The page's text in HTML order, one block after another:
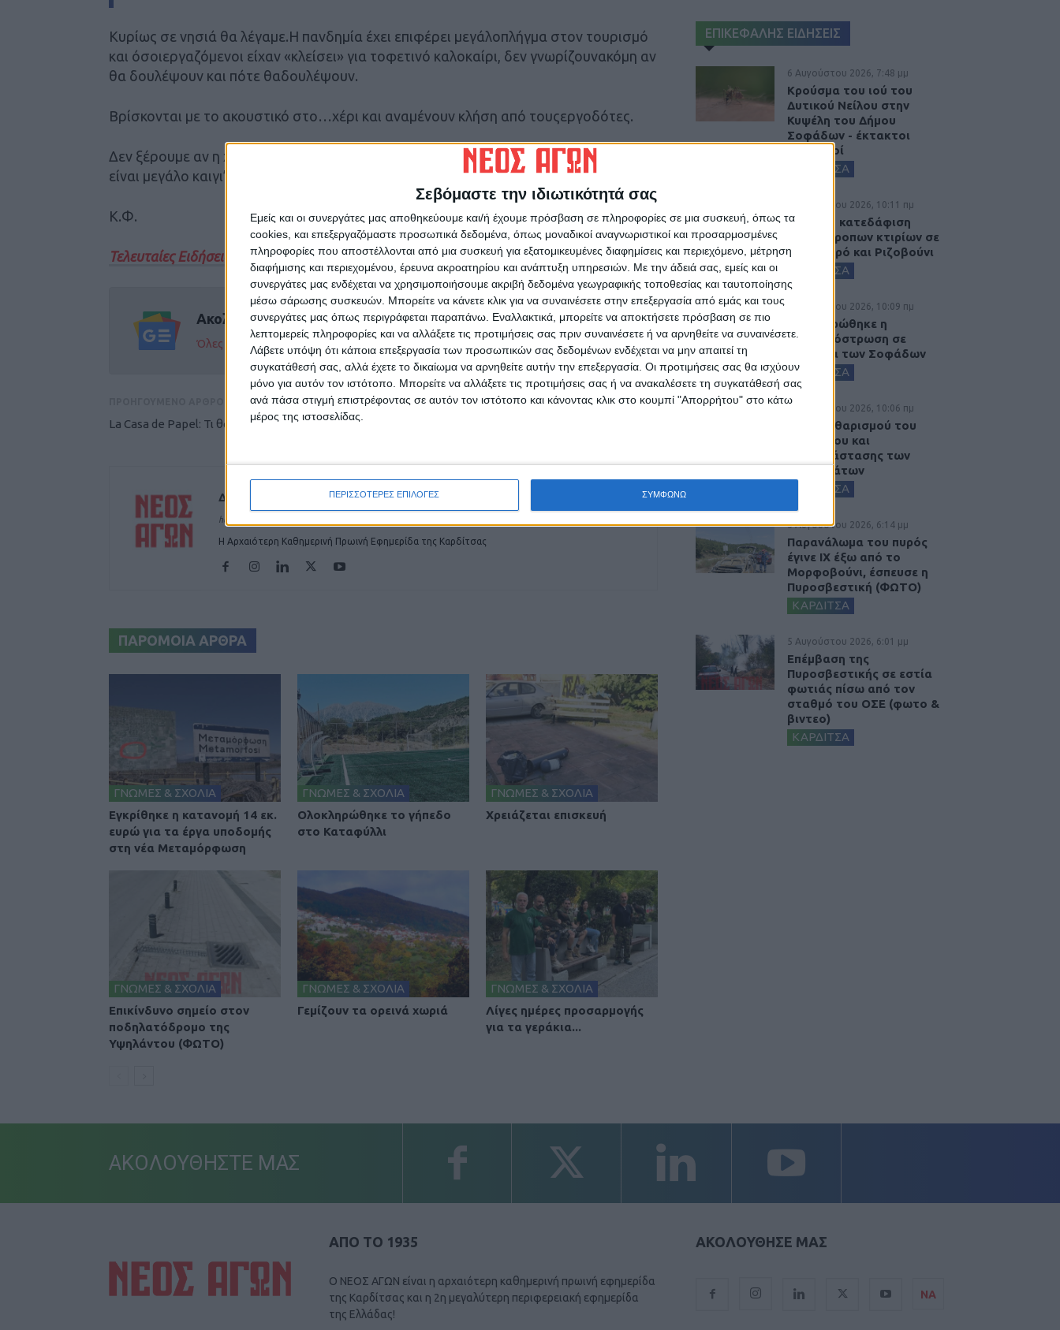
Σεβόμαστε την ιδιωτικότητά σας
Εμείς και οι συνεργάτες μας αποθηκεύουμε και/ή έχουμε πρόσβαση σε πληροφορίες σε μια συσκευή, όπως τα
cookies, και επεξεργαζόμαστε προσωπικά δεδομένα, όπως μοναδικοί αναγνωριστικοί και προσαρμοσμένες
πληροφορίες που αποστέλλονται από μια συσκευή για εξατομικευμένες διαφημίσεις και περιεχόμενο, μέτρηση
διαφήμισης και περιεχομένου, έρευνα ακροατηρίου και ανάπτυξη υπηρεσιών. Με την άδειά σας, εμείς και οι
συνεργάτες μας ενδέχεται να χρησιμοποιήσουμε ακριβή δεδομένα γεωγραφικής τοποθεσίας και ταυτοποίησης
μέσω σάρωσης συσκευών. Μπορείτε να κάνετε κλικ για να συναινέσετε στην επεξεργασία από εμάς και τους
συνεργάτες μας όπως περιγράφεται παραπάνω. Εναλλακτικά, μπορείτε να αποκτήσετε πρόσβαση σε πιο
λεπτομερείς πληροφορίες και να αλλάξετε τις προτιμήσεις σας πριν συναινέσετε ή να αρνηθείτε να συναινέσετε.
Λάβετε υπόψη ότι κάποια επεξεργασία των προσωπικών σας δεδομένων ενδέχεται να μην απαιτεί τη
συγκατάθεσή σας, αλλά έχετε το δικαίωμα να αρνηθείτε αυτήν την επεξεργασία. Οι προτιμήσεις σας θα ισχύουν
μόνο για αυτόν τον ιστότοπο. Μπορείτε να αλλάξετε τις προτιμήσεις σας ή να ανακαλέσετε τη συγκατάθεσή σας
ανά πάσα στιγμή επιστρέφοντας σε αυτόν τον ιστότοπο και κάνοντας κλικ στο κουμπί "Απορρήτου" στο κάτω
μέρος της ιστοσελίδας.
ΠΕΡΙΣΣΟΤΕΡΕΣ ΕΠΙΛΟΓΕΣ ΣΥΜΦΩΝΩ
Κυρίως σε νησιά θα λέγαμε.Η πανδημία έχει επιφέρει μεγάλοπλήγμα στον τουρισμό
και όσοιεργαζόμενοι είχαν «κλείσει» για τοφετινό καλοκαίρι, δεν γνωρίζουνακόμη αν
θα δουλέψουν και πότε θαδουλέψουν.
Βρίσκονται με το ακουστικό στο…χέρι και αναμένουν κλήση από τουςεργοδότες.
Δεν ξέρουμε αν η χρονιά έχει χαθείκαι για τους εργαζομένους, ωστόσοτο πλήγμα θα
είναι μεγάλο καιγι’ αυτούς…
Κ.Φ.
Τελευταίες Ειδήσεις Σήμερα
Ακολούθησε την εφημερίδα ΝΕΟΣ ΑΓΩΝ στο Google News!
Όλες οι εξελίξεις στην περιοχή της Καρδίτσας και ευρύτερα της Θεσσαλίας
La Casa de Papel: Τι θα δούμε στην 5η σεζόν;
ΕΠΟΜΕΝΟ ΑΡΘΡΟ
Δημοσιογραφική Ομάδα ΝΕΟΣ ΑΓΩΝ
https://neosagon.gr
Η Αρχαιότερη Καθημερινή Πρωινή Εφημερίδα της Καρδίτσας
ΠΑΡΟΜΟΙΑ ΑΡΘΡΑ
ΓΝΩΜΕΣ & ΣΧΟΛΙΑ
Εγκρίθηκε η κατανομή 14 εκ.
ευρώ για τα έργα υποδομής
στη νέα Μεταμόρφωση
ΓΝΩΜΕΣ & ΣΧΟΛΙΑ
Ολοκληρώθηκε το γήπεδο
στο Καταφύλλι
ΓΝΩΜΕΣ & ΣΧΟΛΙΑ
Χρειάζεται επισκευή
ΓΝΩΜΕΣ & ΣΧΟΛΙΑ
Επικίνδυνο σημείο στον
ποδηλατόδρομο της
Υψηλάντου (ΦΩΤΟ)
ΓΝΩΜΕΣ & ΣΧΟΛΙΑ
Γεμίζουν τα ορεινά χωριά
ΓΝΩΜΕΣ & ΣΧΟΛΙΑ
Λίγες ημέρες προσαρμογής
για τα γεράκια...
ΕΠΙΚΕΦΑΛΗΣ ΕΙΔΗΣΕΙΣ
6 Αυγούστου 2026, 7:48 μμ
Κρούσμα του ιού του
Δυτικού Νείλου στην
Κυψέλη του Δήμου
Σοφάδων - έκτακτοι
ψεκασμοί
ΚΑΡΔΙΤΣΑ
6 Αυγούστου 2026, 10:11 πμ
Ξεκινά η κατεδάφιση
ετοιμόρροπων κτιρίων σε
Αγναντερό και Ριζοβούνι
ΚΑΡΔΙΤΣΑ
6 Αυγούστου 2026, 10:09 πμ
Ολοκληρώθηκε η
ασφαλτόστρωση σε
τμήματα των Σοφάδων
ΚΑΡΔΙΤΣΑ
6 Αυγούστου 2026, 10:06 πμ
Έργο καθαρισμού του
Ρογόζινου και
αποκατάστασης των
αναχωμάτων
ΚΑΡΔΙΤΣΑ
5 Αυγούστου 2026, 6:14 μμ
Παρανάλωμα του πυρός
έγινε ΙΧ έξω από το
Μορφοβούνι, έσπευσε η
Πυροσβεστική (ΦΩΤΟ)
ΚΑΡΔΙΤΣΑ
5 Αυγούστου 2026, 6:01 μμ
Επέμβαση της
Πυροσβεστικής σε εστία
φωτιάς πίσω από τον
σταθμό του ΟΣΕ (φωτο &
βιντεο)
ΚΑΡΔΙΤΣΑ
ΑΚΟΛΟΥΘΗΣΤΕ ΜΑΣ
ΑΠΟ ΤΟ 1935
Ο ΝΕΟΣ ΑΓΩΝ είναι η αρχαιότερη καθημερινή πρωινή εφημερίδα
της Καρδίτσας και η 2η μεγαλύτερη περιφερειακή εφημερίδα
της Ελλάδας!
ΑΚΟΛΟΥΘΗΣΕ ΜΑΣ
ΝΑ